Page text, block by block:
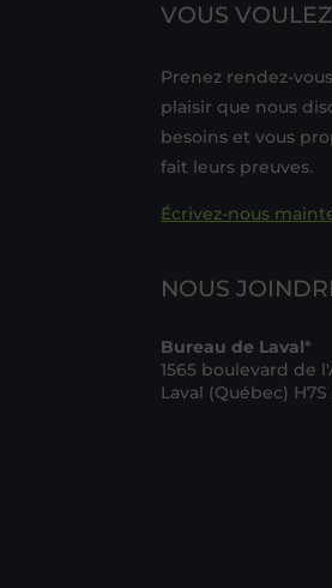
VOUS
Prenez rendez-
plaisir que nous
besoins et vous
fait leurs preuves.
Écrivez-nous
NOUS
Bureau de Laval*
1565 boulevard de
Laval (Québec) H7S